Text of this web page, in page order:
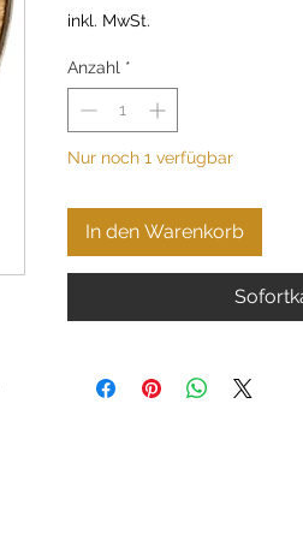
inkl. MwSt.
Anzahl *
Nur noch 1 verfügbar
In den Warenkorb